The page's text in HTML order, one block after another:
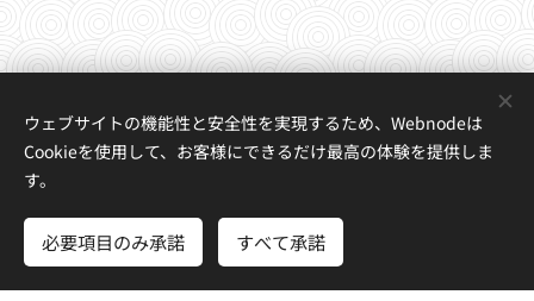
NPKOPI.COMは ブランドスーパーコピーN級品激安通販店,国内発送
ーパーコピー品
ンドスーパーコピー腕時計·バッグ·財布·ベルト·指輪
供！顧客口コミ満足度No.1を目指しております。
Powered by
Webnode Cookie
無料でホームページを作成しよう！
ウェブサイトの機能性と安全性を実現するため、Webnodeは
Cookieを使用して、お客様にできるだけ最高の体験を提供しま
す。
必要項目のみ承諾 すべて承諾